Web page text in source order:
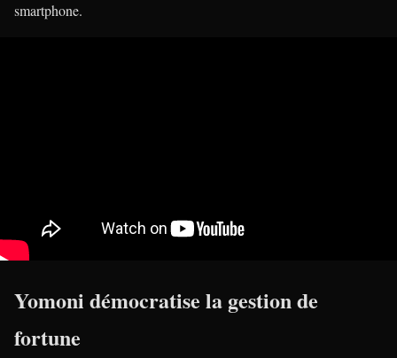
smartphone.
Yomoni démocratise la gestion de
fortune